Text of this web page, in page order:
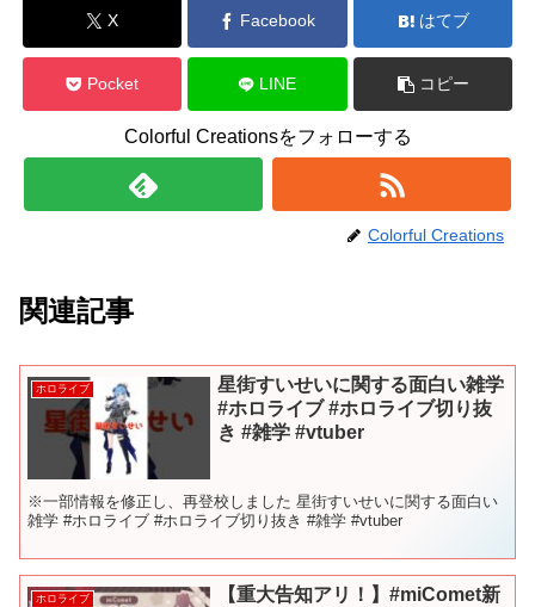
X Facebook はてブ
Pocket LINE コピー
Colorful Creationsをフォローする
Colorful Creations
関連記事
ホロライブ
星街すいせいに関する面白い雑学
#ホロライブ #ホロライブ切り抜
き #雑学 #vtuber
※一部情報を修正し、再登校しました 星街すいせいに関する面白い
雑学 #ホロライブ #ホロライブ切り抜き #雑学 #vtuber
ホロライブ
【重大告知アリ！】#miComet新